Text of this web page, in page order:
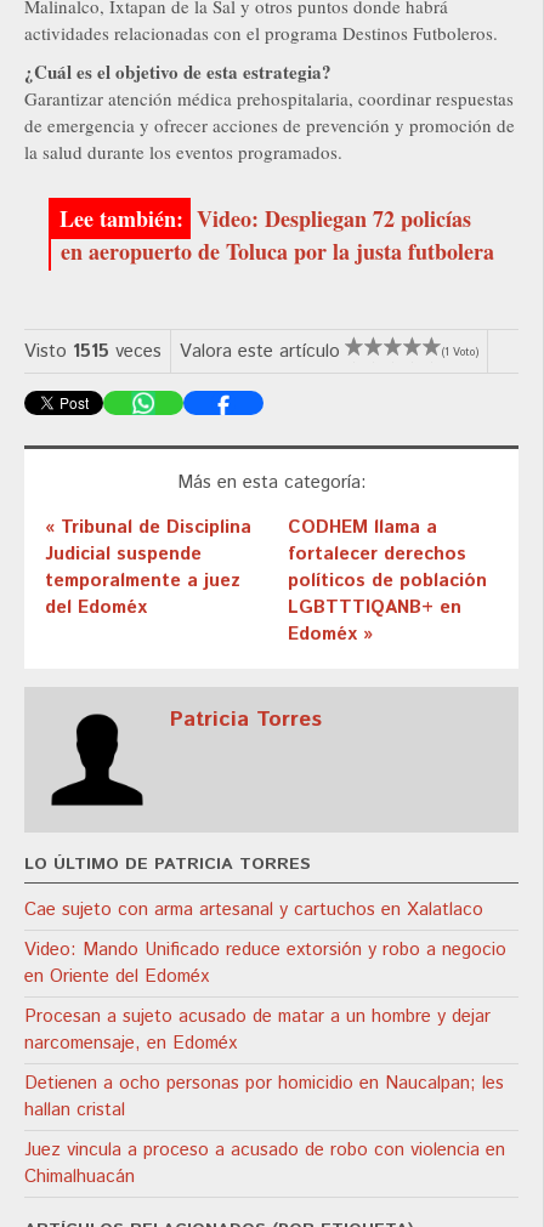
Malinalco, Ixtapan de la Sal y otros puntos donde habrá
actividades relacionadas con el programa Destinos Futboleros.
¿Cuál es el objetivo de esta estrategia?
Garantizar atención médica prehospitalaria, coordinar respuestas
de emergencia y ofrecer acciones de prevención y promoción de
la salud durante los eventos programados.
Video: Despliegan 72 policías
en aeropuerto de Toluca por la justa futbolera
Visto 1515 veces Valora este artículo (1 Voto)
Más en esta categoría:
« Tribunal de Disciplina
Judicial suspende
temporalmente a juez
del Edoméx
CODHEM llama a
fortalecer derechos
políticos de población
LGBTTTIQANB+ en
Edoméx »
Patricia Torres
LO ÚLTIMO DE PATRICIA TORRES
Cae sujeto con arma artesanal y cartuchos en Xalatlaco
Video: Mando Unificado reduce extorsión y robo a negocio
en Oriente del Edoméx
Procesan a sujeto acusado de matar a un hombre y dejar
narcomensaje, en Edoméx
Detienen a ocho personas por homicidio en Naucalpan; les
hallan cristal
Juez vincula a proceso a acusado de robo con violencia en
Chimalhuacán